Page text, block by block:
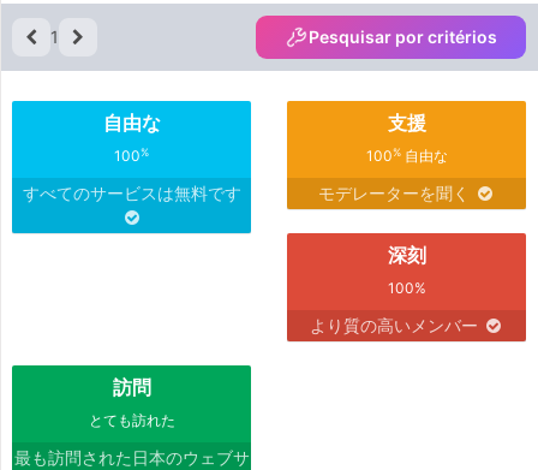
1 Pesquisar por critérios
自由な
100%
すべてのサービスは無料です
支援
100%自由な
モデレーターを聞く
深刻
100%
より質の高いメンバー
訪問
とても訪れた
最も訪問された日本のウェブサ